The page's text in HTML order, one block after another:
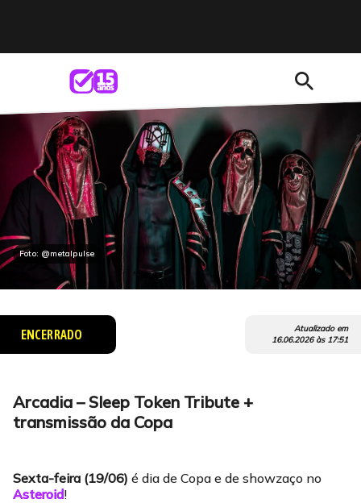
search
Foto: @metalpulse
ENCERRADO
Atualizado em
16.06.2026às 17:51
Arcadia – Sleep Token Tribute +
transmissão da Copa
Sexta-feira (19/06) é dia de Copa e de showzaço no
Asteroid!